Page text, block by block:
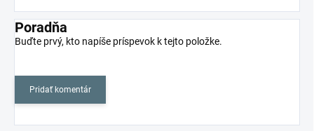
Poradňa
Buďte prvý, kto napíše príspevok k tejto položke.
Pridať komentár